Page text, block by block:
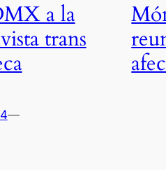
a la
trans
—